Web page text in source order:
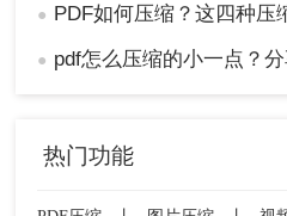
● PDF如何压缩？这四种压
● pdf怎么压缩的小一点？
热门功能